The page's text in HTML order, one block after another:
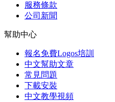
服務條款
公司新聞
幫助中心
報名免費Logos培訓
中文幫助文章
常見問題
下載安裝
中文教學視頻